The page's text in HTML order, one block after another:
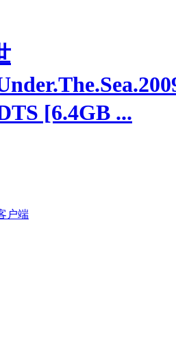
[6.4GB ...
户端